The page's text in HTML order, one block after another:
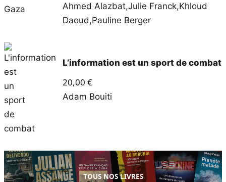
Ahmed Alazbat,Julie Franck,Khloud
Daoud,Pauline Berger
L’information est un sport de combat
20,00 €
Adam Bouiti
TOUS NOS LIVRES